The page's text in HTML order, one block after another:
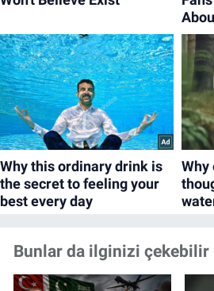
Bunlar da ilginizi çekebilir